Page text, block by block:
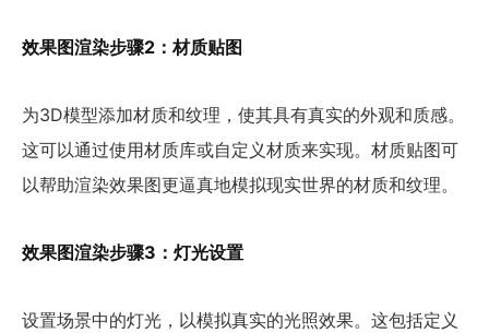
效果图渲染步骤2：材质贴图
为3D模型添加材质和纹理，使其具有真实的外观和质感。
这可以通过使用材质库或自定义材质来实现。材质贴图可
以帮助渲染效果图更逼真地模拟现实世界的材质和纹理。
效果图渲染步骤3：灯光设置
设置场景中的灯光，以模拟真实的光照效果。这包括定义